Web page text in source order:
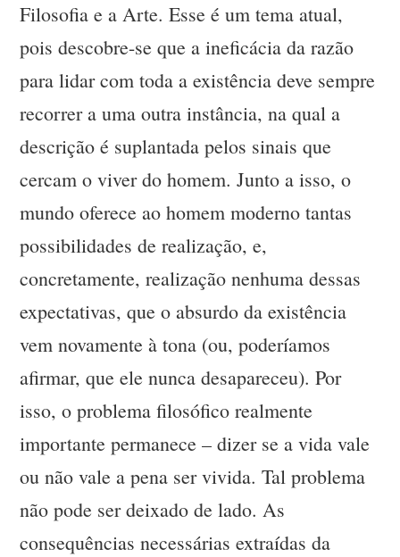
Filosofia e a Arte. Esse é um tema atual,
pois descobre-se que a ineficácia da razão
para lidar com toda a existência deve sempre
recorrer a uma outra instância, na qual a
descrição é suplantada pelos sinais que
cercam o viver do homem. Junto a isso, o
mundo oferece ao homem moderno tantas
possibilidades de realização, e,
concretamente, realização nenhuma dessas
expectativas, que o absurdo da existência
vem novamente à tona (ou, poderíamos
afirmar, que ele nunca desapareceu). Por
isso, o problema filosófico realmente
importante permanece – dizer se a vida vale
ou não vale a pena ser vivida. Tal problema
não pode ser deixado de lado. As
consequências necessárias extraídas da